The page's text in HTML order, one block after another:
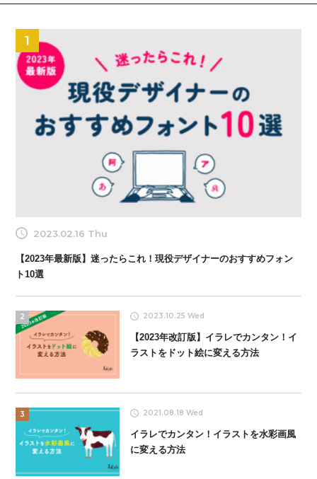
1
2023.02.16 Thu
【2023年最新版】迷ったらこれ！現役デザイナーのおすすめフォン
ト10選
2 2023.10.25 Wed
【2023年改訂版】イラレでカンタン！イ
ラストをドット絵に変える方法
3 2021.08.18 Wed
イラレでカンタン！イラストを水彩画風
に変える方法